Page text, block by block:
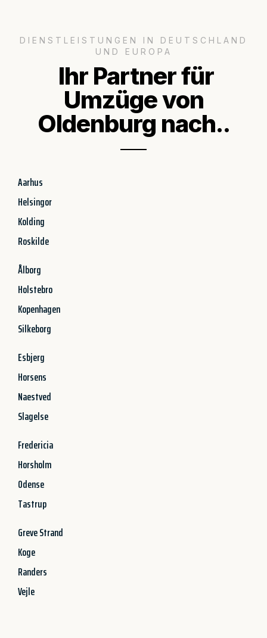
DIENSTLEISTUNGEN IN DEUTSCHLAND
UND EUROPA
Ihr Partner für
Umzüge von
Oldenburg nach..
Aarhus
Helsingor
Kolding
Roskilde
Ålborg
Holstebro
Kopenhagen
Silkeborg
Esbjerg
Horsens
Naestved
Slagelse
Fredericia
Horsholm
Odense
Tastrup
Greve Strand
Koge
Randers
Vejle